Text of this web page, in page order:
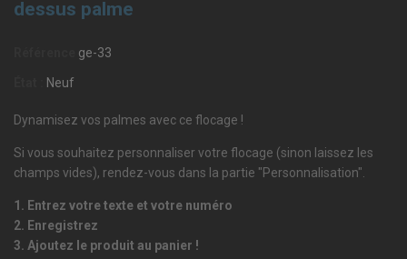
dessus palme
ge-33
Neuf
Dynamisez vos palmes avec ce flocage !
Si vous souhaitez personnaliser votre flocage (sinon laissez les
champs vides), rendez-vous dans la partie "Personnalisation".
1. Entrez votre texte et votre numéro
2. Enregistrez
3. Ajoutez le produit au panier !